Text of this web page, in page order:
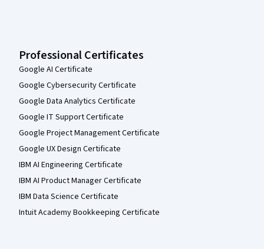
Professional Certificates
Google AI Certificate
Google Cybersecurity Certificate
Google Data Analytics Certificate
Google IT Support Certificate
Google Project Management Certificate
Google UX Design Certificate
IBM AI Engineering Certificate
IBM AI Product Manager Certificate
IBM Data Science Certificate
Intuit Academy Bookkeeping Certificate